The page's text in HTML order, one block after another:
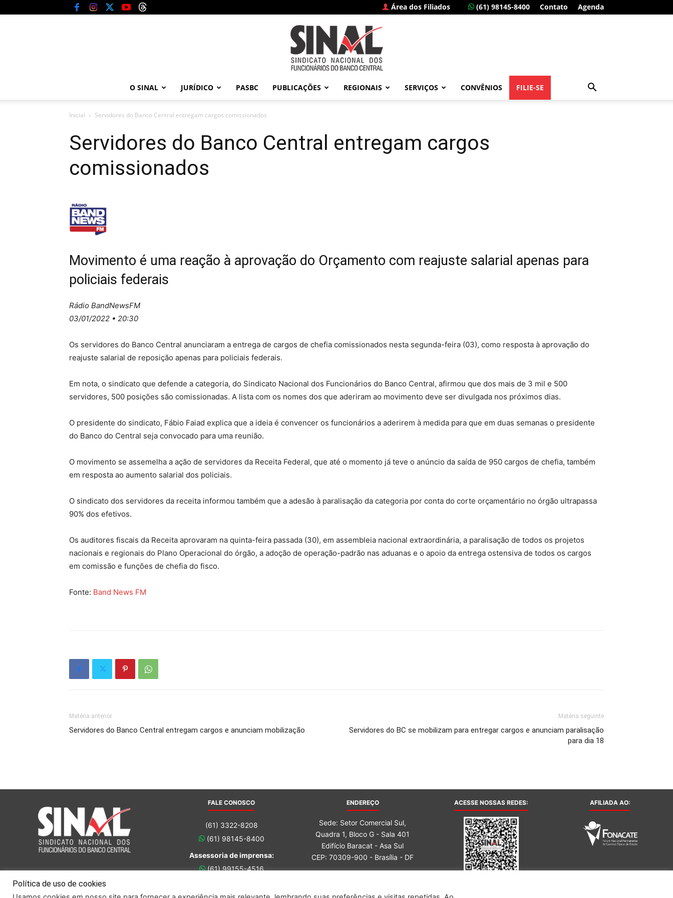
Área dos Filiados (61) 98145-8400 Contato Agenda
Funcionários
Banco
O SINAL JURÍDICO PASBC PUBLICAÇÕES REGIONAIS SERVIÇOS CONVÊNIOS FILIE-SE
Inicial Servidores do Banco Central entregam cargos comissionados
Servidores do Banco Central entregam cargos
comissionados
Movimento é uma reação à aprovação do Orçamento com reajuste salarial apenas para
policiais federais
Rádio BandNewsFM
03/01/2022 • 20:30
Os servidores do Banco Central anunciaram a entrega de cargos de chefia comissionados nesta segunda-feira (03), como resposta à aprovação do
reajuste salarial de reposição apenas para policiais federais.
Em nota, o sindicato que defende a categoria, do Sindicato Nacional dos Funcionários do Banco Central, afirmou que dos mais de 3 mil e 500
servidores, 500 posições são comissionadas. A lista com os nomes dos que aderiram ao movimento deve ser divulgada nos próximos dias.
O presidente do sindicato, Fábio Faiad explica que a ideia é convencer os funcionários a aderirem à medida para que em duas semanas o presidente
do Banco do Central seja convocado para uma reunião.
O movimento se assemelha a ação de servidores da Receita Federal, que até o momento já teve o anúncio da saída de 950 cargos de chefia, também
em resposta ao aumento salarial dos policiais.
O sindicato dos servidores da receita informou também que a adesão à paralisação da categoria por conta do corte orçamentário no órgão ultrapassa
90% dos efetivos.
Os auditores fiscais da Receita aprovaram na quinta-feira passada (30), em assembleia nacional extraordinária, a paralisação de todos os projetos
nacionais e regionais do Plano Operacional do órgão, a adoção de operação-padrão nas aduanas e o apoio da entrega ostensiva de todos os cargos
em comissão e funções de chefia do fisco.
Fonte: Band News FM
Matéria anterior
Servidores do Banco Central entregam cargos e anunciam mobilização
Matéria seguinte
Servidores do BC se mobilizam para entregar cargos e anunciam paralisação
para dia 18
FALE CONOSCO
(61) 3322-8208
(61) 98145-8400
Assessoria de imprensa:
(61) 99155-4516
ENDEREÇO
Sede: Setor Comercial Sul,
Quadra 1, Bloco G - Sala 401
Edifício Baracat - Asa Sul
CEP: 70309-900 - Brasília - DF
ACESSE NOSSAS REDES: AFILIADA AO:
Política de uso de cookies